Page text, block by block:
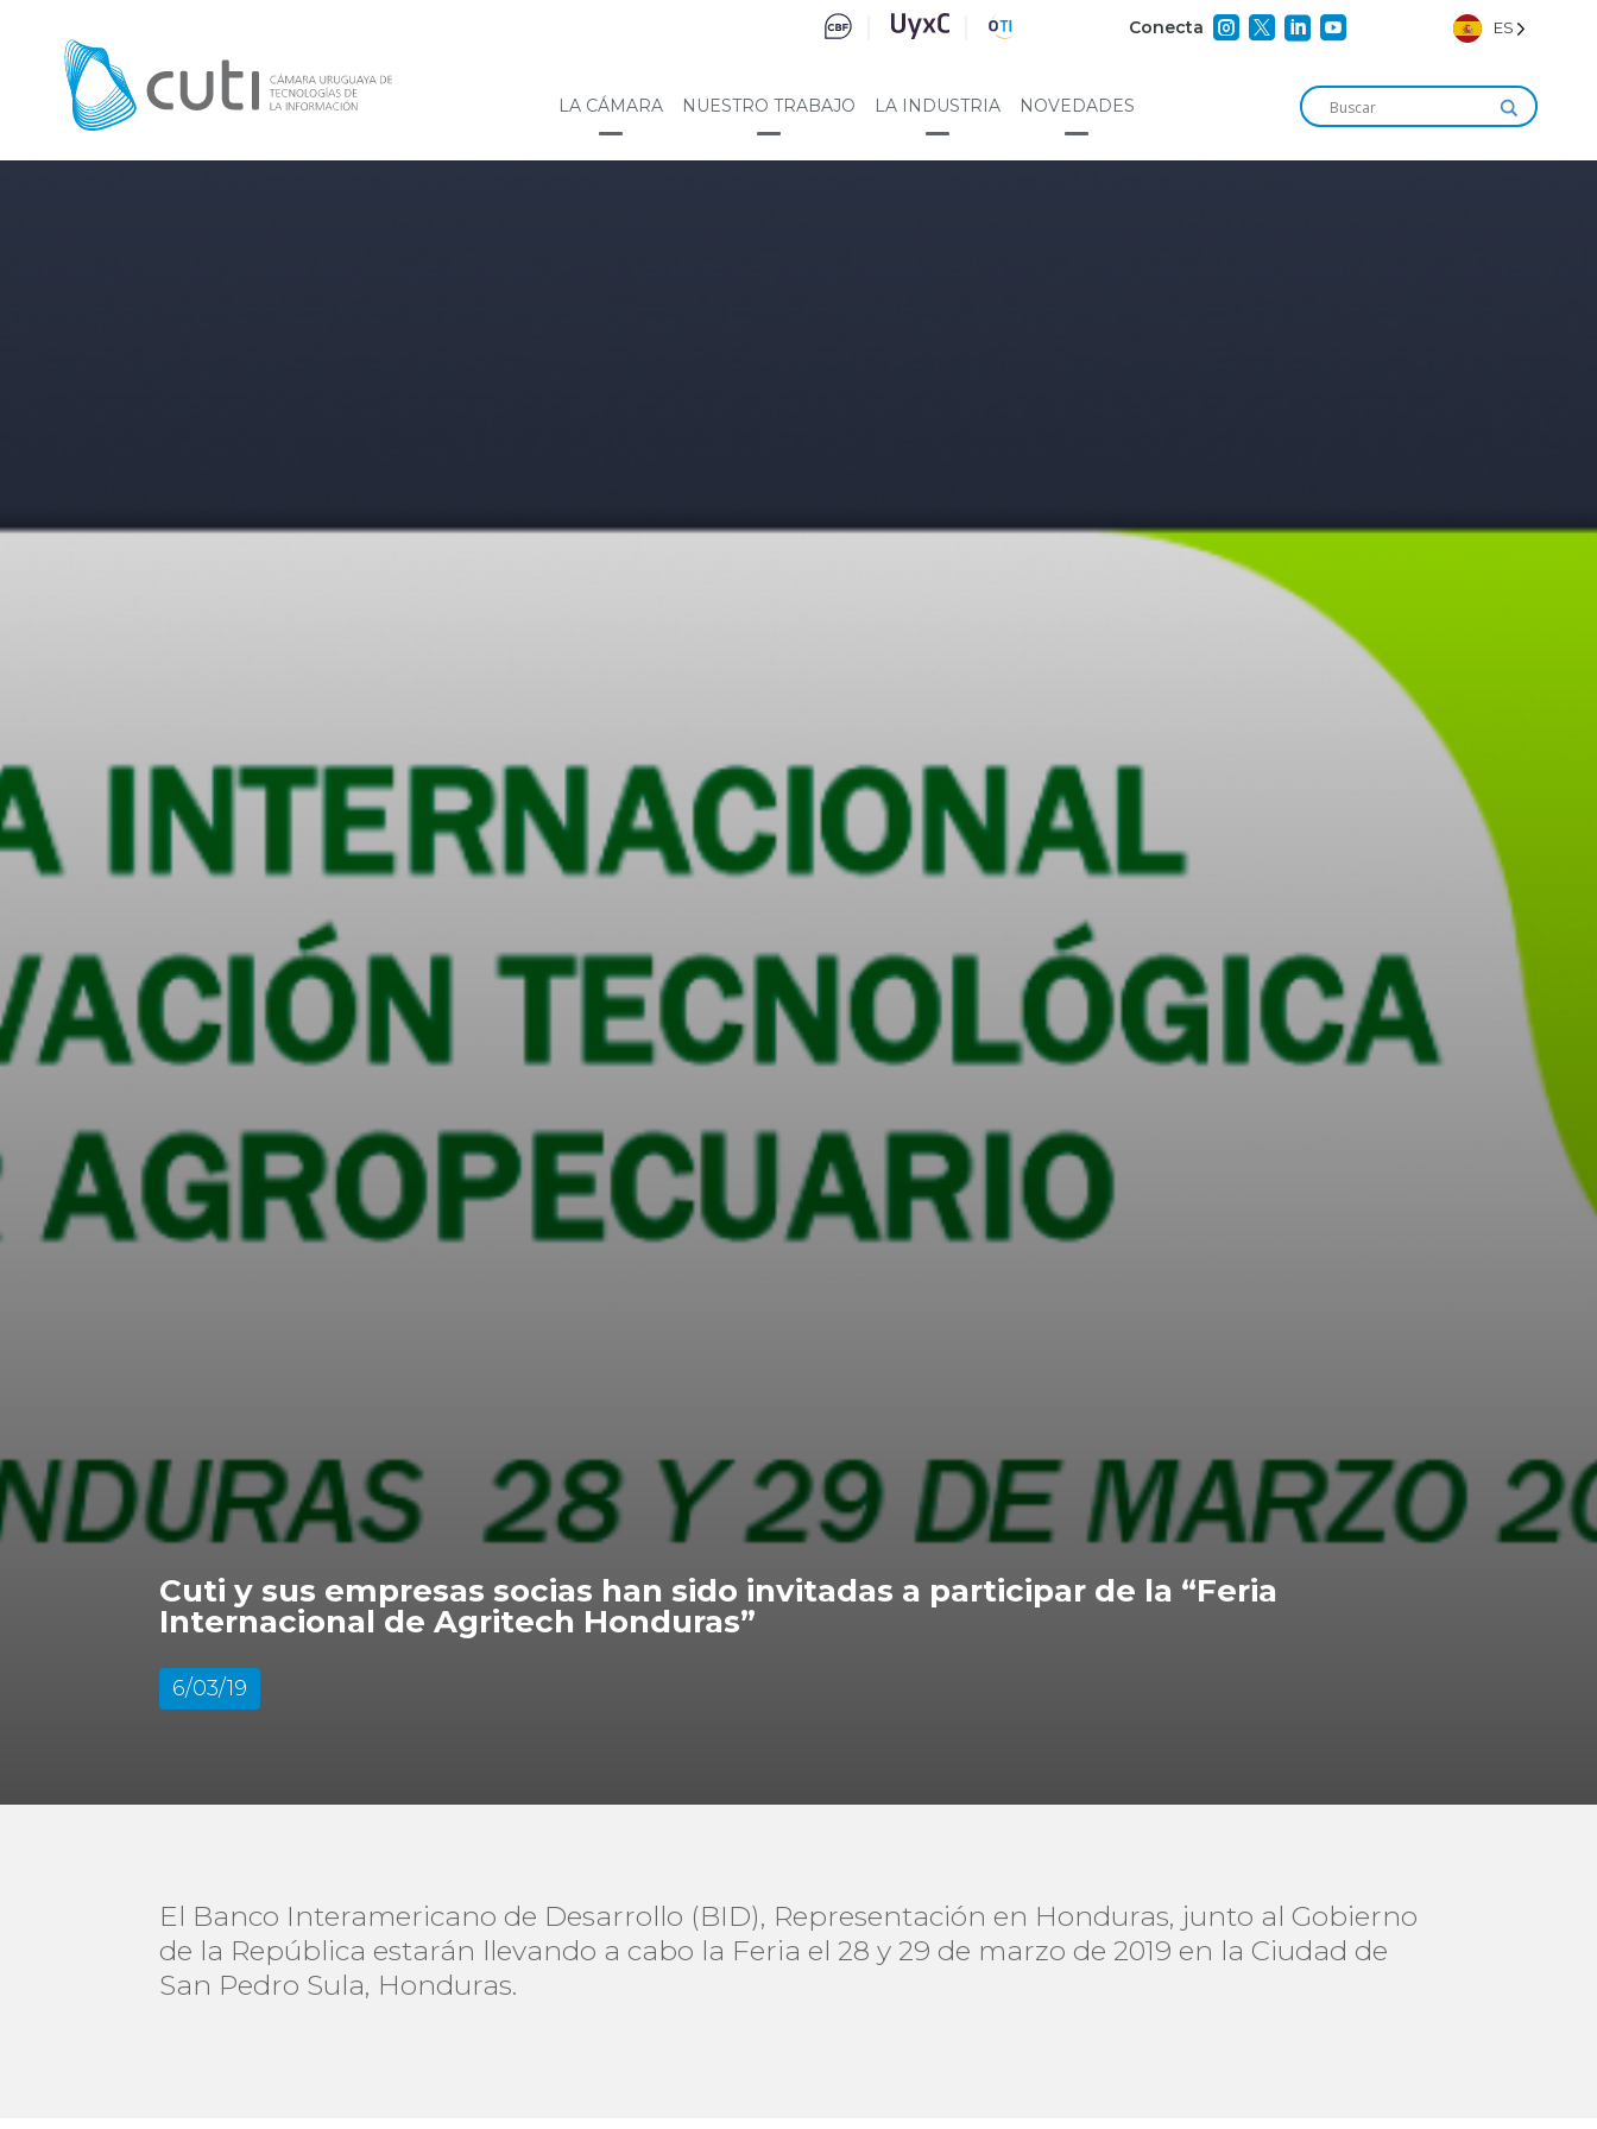
Conecta     ES
LA CÁMARA NUESTRO TRABAJO LA INDUSTRIA NOVEDADES
Cuti y sus empresas socias han sido invitadas a participar de la “Feria
Internacional de Agritech Honduras”
6/03/19
El Banco Interamericano de Desarrollo (BID), Representación en Honduras, junto al Gobierno
de la República estarán llevando a cabo la Feria el 28 y 29 de marzo de 2019 en la Ciudad de
San Pedro Sula, Honduras.